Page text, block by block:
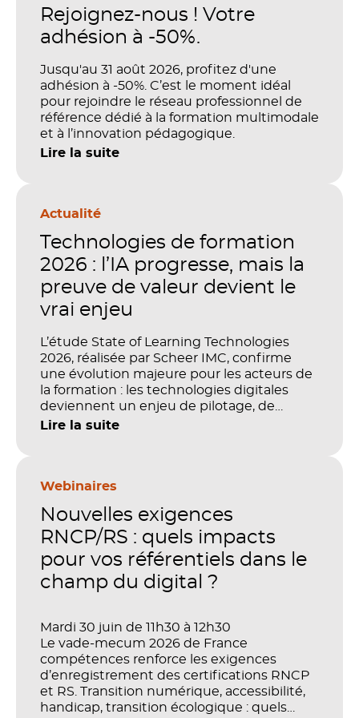
Rejoignez-nous ! Votre
adhésion à -50%.
Jusqu'au 31 août 2026, profitez d'une
adhésion à -50%. C’est le moment idéal
pour rejoindre le réseau professionnel de
référence dédié à la formation multimodale
et à l’innovation pédagogique.
Lire la suite
Actualité
Technologies de formation
2026 : l’IA progresse, mais la
preuve de valeur devient le
vrai enjeu
L’étude State of Learning Technologies
2026, réalisée par Scheer IMC, confirme
une évolution majeure pour les acteurs de
la formation : les technologies digitales
deviennent un enjeu de pilotage, de
performance et de preuve de valeur. IA,
stratégique. Mais comment démontrer
investissements sur les compétences, la
productivité et la performance des
Lire la suite
Webinaires
Nouvelles exigences
RNCP/RS : quels impacts
pour vos référentiels dans le
champ du digital ?
Mardi 30 juin de 11h30 à 12h30
Le vade-mecum 2026 de France
compétences renforce les exigences
d’enregistrement des certifications RNCP
et RS. Transition numérique, accessibilité,
handicap, transition écologique : quels